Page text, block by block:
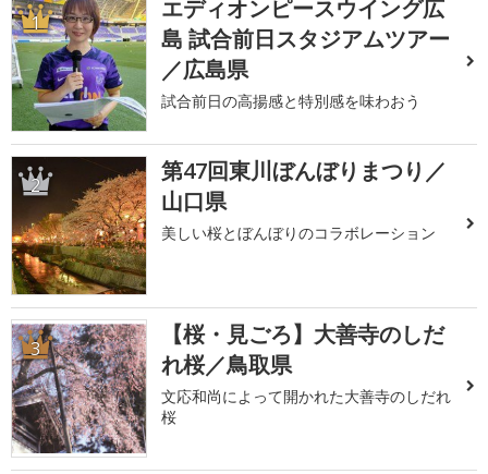
1
エディオンピースウイング広
島 試合前日スタジアムツアー
／広島県
試合前日の高揚感と特別感を味わおう
2
第47回東川ぼんぼりまつり／
山口県
美しい桜とぼんぼりのコラボレーション
3
【桜・見ごろ】大善寺のしだ
れ桜／鳥取県
文応和尚によって開かれた大善寺のしだれ
桜